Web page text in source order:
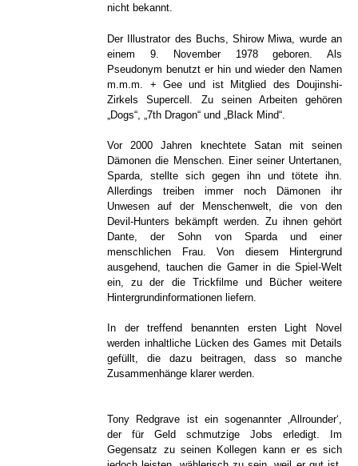
nicht bekannt.
Der Illustrator des Buchs, Shirow Miwa, wurde an
einem 9. November 1978 geboren. Als
Pseudonym benutzt er hin und wieder den Namen
m.m.m. + Gee und ist Mitglied des Doujinshi-
Zirkels Supercell. Zu seinen Arbeiten gehören
„Dogs“, „7th Dragon“ und „Black Mind“.
Vor 2000 Jahren knechtete Satan mit seinen
Dämonen die Menschen. Einer seiner Untertanen,
Sparda, stellte sich gegen ihn und tötete ihn.
Allerdings treiben immer noch Dämonen ihr
Unwesen auf der Menschenwelt, die von den
Devil-Hunters bekämpft werden. Zu ihnen gehört
Dante, der Sohn von Sparda und einer
menschlichen Frau. Von diesem Hintergrund
ausgehend, tauchen die Gamer in die Spiel-Welt
ein, zu der die Trickfilme und Bücher weitere
Hintergrundinformationen liefern.
In der treffend benannten ersten Light Novel
werden inhaltliche Lücken des Games mit Details
gefüllt, die dazu beitragen, dass so manche
Zusammenhänge klarer werden.
Tony Redgrave ist ein sogenannter ‚Allrounder‘,
der für Geld schmutzige Jobs erledigt. Im
Gegensatz zu seinen Kollegen kann er es sich